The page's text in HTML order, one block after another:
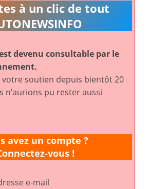
à un clic de tout
devenu consultable par le
votre soutien depuis bientôt 20
n’aurions pu rester aussi
avez un compte ?
vous !
e-mail